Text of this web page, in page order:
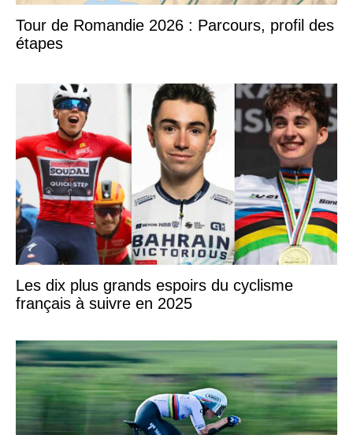
Tour de Romandie 2026 : Parcours, profil des
étapes
Les dix plus grands espoirs du cyclisme
français à suivre en 2025